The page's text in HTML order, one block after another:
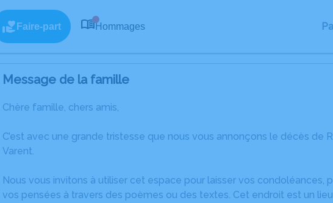
Faire-part Hommages
Message de la famille
Chère famille, chers amis,
C’est avec une grande tristesse que nous vous annonçons le décès de
Varent.
Nous vous invitons à utiliser cet espace pour laisser vos
vos pensées à travers des poèmes ou des textes. Cet endroit est un